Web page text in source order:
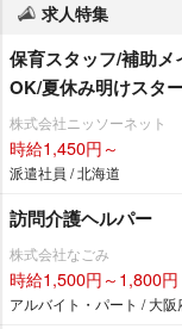
求人特集
保育スタッフ/補助
OK/夏休み明けスタ
株式会社ニッソーネット
時給1,450円～
派遣社員 / 北海道
訪問介護ヘルパー
株式会社なごみ
時給1,500円～1,800円
アルバイト・パート / 大阪